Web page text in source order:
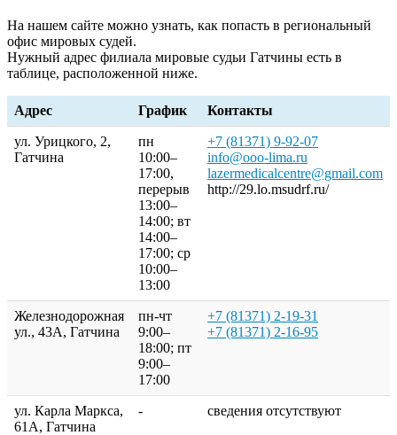
На нашем сайте можно узнать, как попасть в региональный
офис мировых судей.
Нужный адрес филиала мировые судьи Гатчины есть в
таблице, расположенной ниже.
Адрес График Контакты
ул. Урицкого, 2,
Гатчина
пн
10:00–
17:00,
перерыв
13:00–
14:00; вт
14:00–
17:00; ср
10:00–
13:00
+7 (81371) 9-92-07
info@ooo-lima.ru
lazermedicalcentre@gmail.com
http://29.lo.msudrf.ru/
Железнодорожная
ул., 43А, Гатчина
пн-чт
9:00–
18:00; пт
9:00–
17:00
+7 (81371) 2-19-31
+7 (81371) 2-16-95
ул. Карла Маркса,
61А, Гатчина
- сведения отсутствуют